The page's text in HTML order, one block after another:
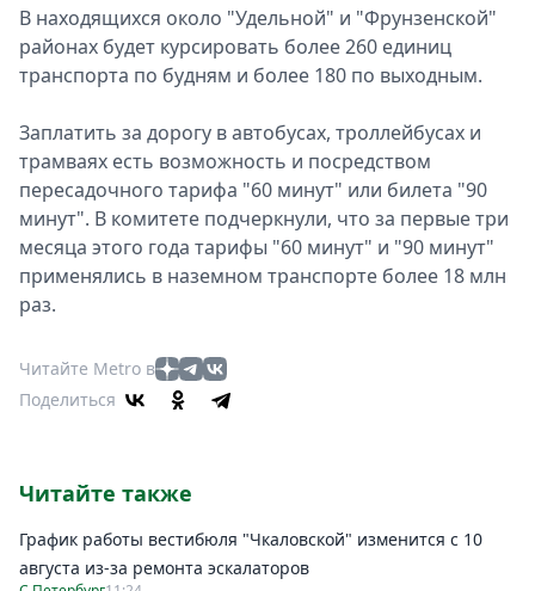
В находящихся около "Удельной" и "Фрунзенской"
районах будет курсировать более 260 единиц
транспорта по будням и более 180 по выходным.
Заплатить за дорогу в автобусах, троллейбусах и
трамваях есть возможность и посредством
пересадочного тарифа "60 минут" или билета "90
минут". В комитете подчеркнули, что за первые три
месяца этого года тарифы "60 минут" и "90 минут"
применялись в наземном транспорте более 18 млн
раз.
Читайте Metro в
Поделиться
Читайте также
График работы вестибюля "Чкаловской" изменится с 10
августа из-за ремонта эскалаторов